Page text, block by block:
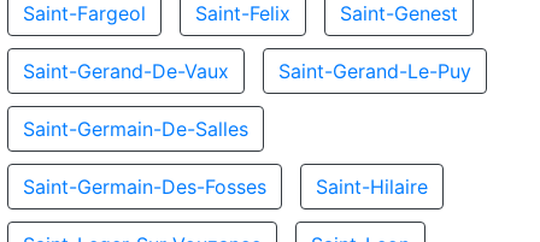
Saint-Fargeol Saint-Felix Saint-Genest
Saint-Gerand-De-Vaux Saint-Gerand-Le-Puy
Saint-Germain-De-Salles
Saint-Germain-Des-Fosses Saint-Hilaire